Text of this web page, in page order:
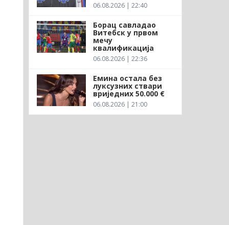
06.08.2026 | 22:40
Борац савладао
Витебск у првом
мечу
квалификација
06.08.2026 | 22:36
Емина остала без
луксузних ствари
вриједних 50.000 €
06.08.2026 | 21:00